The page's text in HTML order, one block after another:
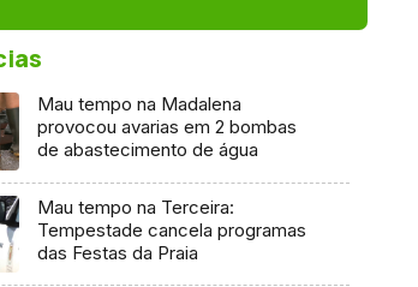
Mau tempo na Madalena
provocou avarias em 2 bombas
de abastecimento de água
Mau tempo na Terceira:
Tempestade cancela programas
das Festas da Praia